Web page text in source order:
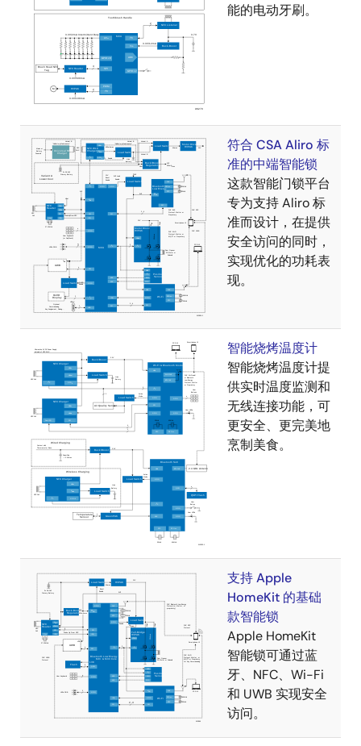
能的电动牙刷。
符合 CSA Aliro 标
准的中端智能锁
这款智能门锁平台
专为支持 Aliro 标
准而设计，在提供
安全访问的同时，
实现优化的功耗表
现。
智能烧烤温度计
智能烧烤温度计提
供实时温度监测和
无线连接功能，可
更安全、更完美地
烹制美食。
支持 Apple
HomeKit 的基础
款智能锁
Apple HomeKit
智能锁可通过蓝
牙、NFC、Wi-Fi
和 UWB 实现安全
访问。